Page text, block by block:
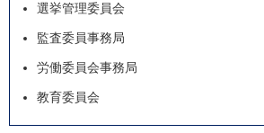
選挙管理委員会
監査委員事務局
労働委員会事務局
教育委員会